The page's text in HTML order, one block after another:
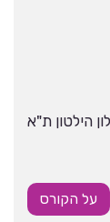
הילטון ת"א
על הקורס